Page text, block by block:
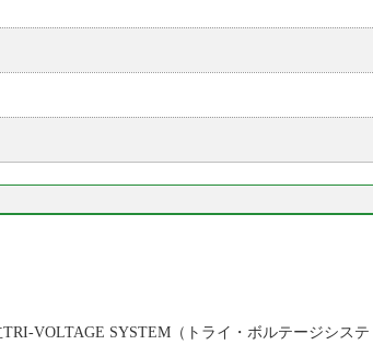
VOLTAGE SYSTEM（トライ・ボルテージシステ